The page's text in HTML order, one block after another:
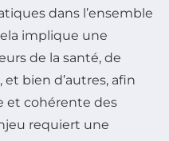
dans l’ensemble
implique une
de la santé, de
et bien d’autres, afin
et cohérente des
requiert une